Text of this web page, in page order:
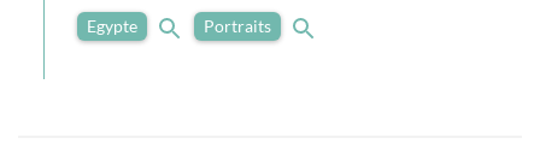
Egypte
Portraits